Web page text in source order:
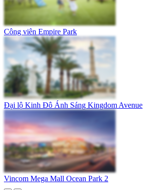
Công viên Empire Park
Đại lộ Kinh Đô Ánh Sáng Kingdom Avenue
Vincom Mega Mall Ocean Park 2